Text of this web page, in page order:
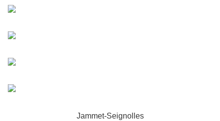
Jammet-Seignolles